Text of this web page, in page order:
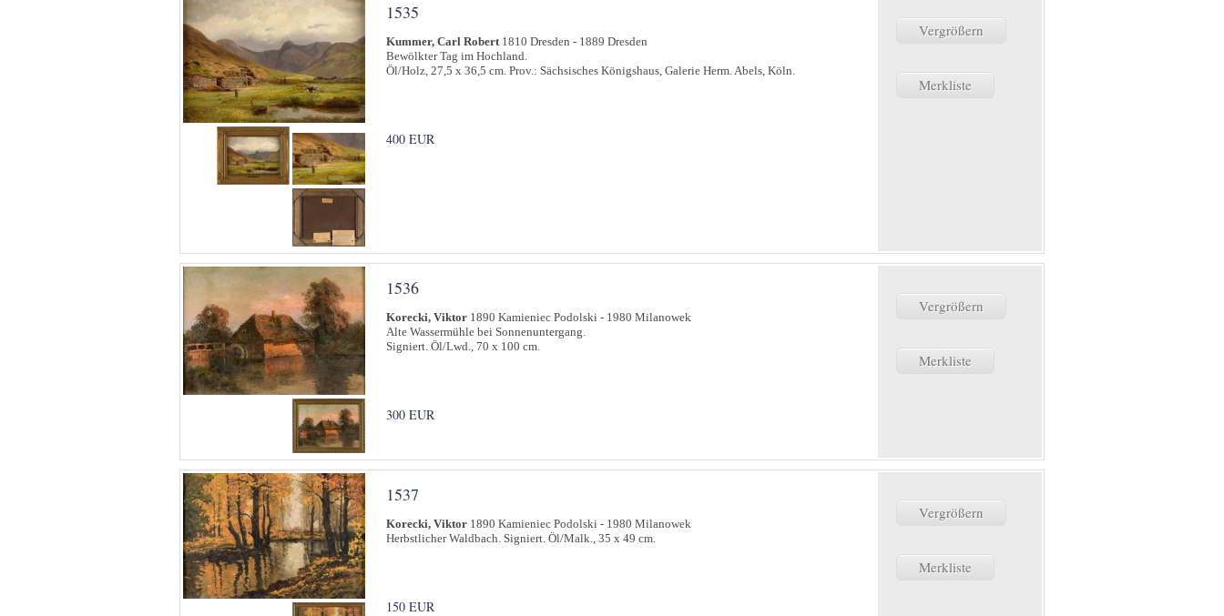
1535
Kummer, Carl Robert1810 Dresden - 1889 Dresden
Bewölkter Tag im Hochland.
Öl/Holz, 27,5 x 36,5 cm. Prov.: Sächsisches Königshaus, Galerie Herm. Abels, Köln.
400 EUR
Vergrößern
Merkliste
1536
Korecki, Viktor 1890 Kamieniec Podolski - 1980 Milanowek
Alte Wassermühle bei Sonnenuntergang.
Signiert. Öl/Lwd., 70 x 100 cm.
300 EUR
Vergrößern
Merkliste
1537
Korecki, Viktor 1890 Kamieniec Podolski - 1980 Milanowek
Herbstlicher Waldbach. Signiert. Öl/Malk., 35 x 49 cm.
150 EUR
Vergrößern
Merkliste